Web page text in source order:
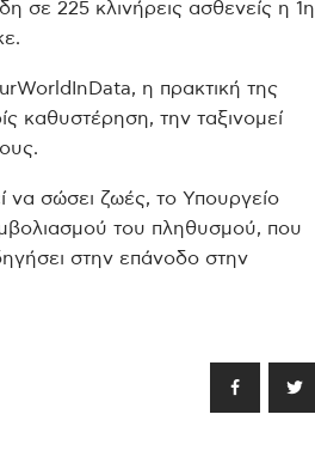
σε 225 κλινήρεις ασθενείς η 1η
η πρακτική της
καθυστέρηση, την ταξινομεί
να σώσει ζωές, το Υπουργείο
του πληθυσμού, που
στην επάνοδο στην